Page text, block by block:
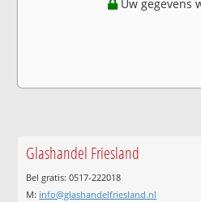
Uw gegevens
Glashandel Friesland
Bel gratis: 0517-222018
M: info@glashandelfriesland.nl